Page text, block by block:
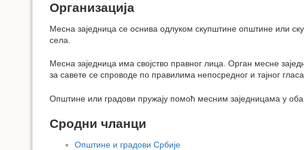
Организација
Месна заједница се оснива одлуком скупштине општине или
села.
Месна заједница има својство правног лица. Орган месне
за савете се спроводе по правилима непосредног и тајног
Општине или градови пружају помоћ месним заједницама у
Сродни чланци
Општине и градови Србије